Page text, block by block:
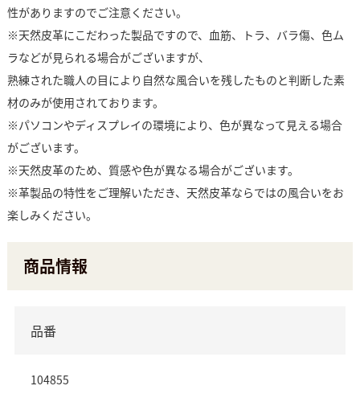
性がありますのでご注意ください。
※天然皮革にこだわった製品ですので、血筋、トラ、バラ傷、色ム
ラなどが見られる場合がございますが、
熟練された職人の目により自然な風合いを残したものと判断した素
材のみが使用されております。
※パソコンやディスプレイの環境により、色が異なって見える場合
がございます。
※天然皮革のため、質感や色が異なる場合がございます。
※革製品の特性をご理解いただき、天然皮革ならではの風合いをお
楽しみください。
商品情報
品番
104855